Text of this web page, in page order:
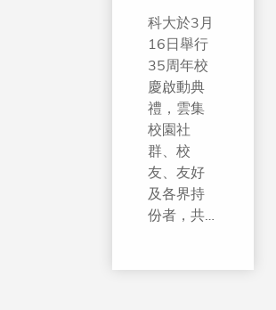
科大於3月
16日舉行
35周年校
慶啟動典
禮，雲集
校園社
群、校
友、友好
及各界持
份者，共